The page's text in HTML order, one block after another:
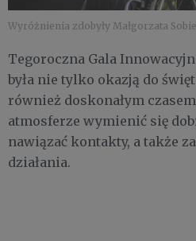
Wyróżnienia zdobyły Małgorzata
Tegoroczna Gala
była nie tylko okazją do
również doskonałym
atmosferze wymienić się
nawiązać kontakty, a także
działania.